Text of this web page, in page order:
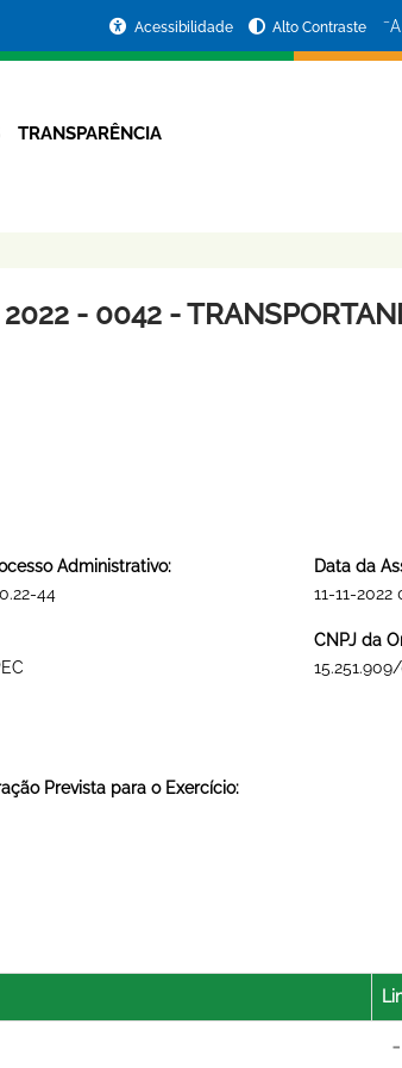
Acessibilidade Alto Contraste −A
TRANSPARÊNCIA
- 0042 -
Administrativo:
44
Data da
11-11-
CNPJ da
Prevista para o Exercício: